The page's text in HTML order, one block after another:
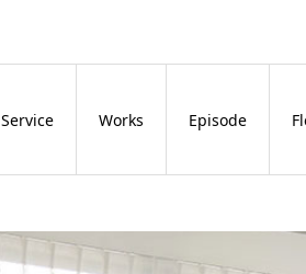
Service Works Episode